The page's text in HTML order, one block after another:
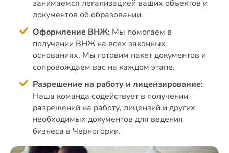
занимаемся легализацией ваших объектов и
документов об образовании.
Оформление ВНЖ: Мы помогаем в
получении ВНЖ на всех законных
основаниях. Мы готовим пакет документов и
сопровождаем вас на каждом этапе.
Разрешение на работу и лицензирование:
Наша команда содействует в получении
разрешений на работу, лицензий и других
необходимых документов для ведения
бизнеса в Черногории.